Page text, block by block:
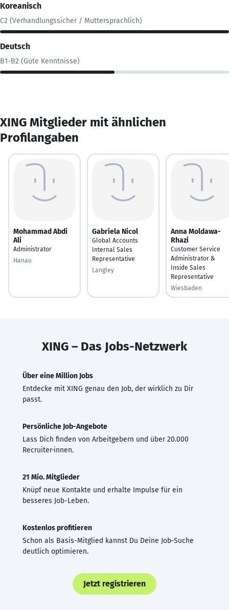
Koreanisch
C2 (Verhandlungssicher / Muttersprachlich)
Deutsch
B1-B2 (Gute Kenntnisse)
XING Mitglieder mit ähnlichen
Profilangaben
Mohammad Abdi
Ali
Administrator
Hanau
Gabriela Nicol
Global Accounts
Internal Sales
Representative
Langley
Anna Moldawa-
Rhazi
Customer Service
Administrator &
Inside Sales
Representative
Wiesbaden
XING – Das Jobs-Netzwerk
Über eine Million Jobs
Entdecke mit XING genau den Job, der wirklich zu Dir
passt.
Persönliche Job-Angebote
Lass Dich finden von Arbeitgebern und über 20.000
Recruiter·innen.
21 Mio. Mitglieder
Knüpf neue Kontakte und erhalte Impulse für ein
besseres Job-Leben.
Kostenlos profitieren
Schon als Basis-Mitglied kannst Du Deine Job-Suche
deutlich optimieren.
Jetzt registrieren